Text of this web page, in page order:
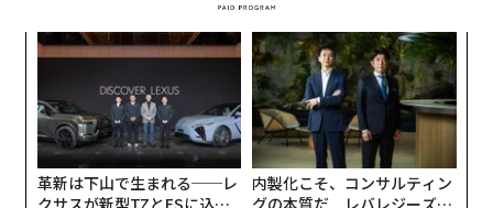
革新は下山で生まれる──レ
クサスが新型TZとESに込め
内製化こそ、コンサルティン
グの本質だ レバレジーズが